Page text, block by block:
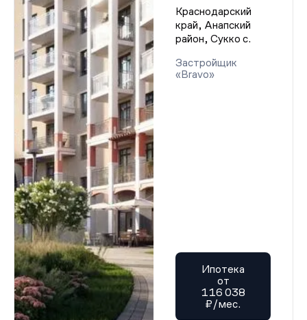
Краснодарский
край, Анапский
район, Сукко с.
Застройщик
«Bravo»
Ипотека
от
116 038
₽/мес.